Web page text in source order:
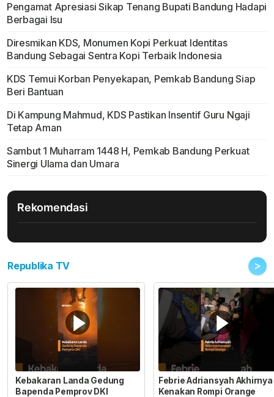
Pengamat Apresiasi Sikap Tenang Bupati Bandung Hadapi
Berbagai Isu
Diresmikan KDS, Monumen Kopi Perkuat Identitas
Bandung Sebagai Sentra Kopi Terbaik Indonesia
KDS Temui Korban Penyekapan, Pemkab Bandung Siap
Beri Bantuan
Di Kampung Mahmud, KDS Pastikan Insentif Guru Ngaji
Tetap Aman
Sambut 1 Muharram 1448 H, Pemkab Bandung Perkuat
Sinergi Ulama dan Umara
Rekomendasi
Republika TV >
Kebakaran Landa Gedung
Bapenda Pemprov DKI
Febrie Adriansyah Akhirnya
Kenakan Rompi Orange